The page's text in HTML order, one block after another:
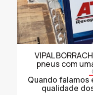
VIPAL
pneus com
Quando falamos
qualidade